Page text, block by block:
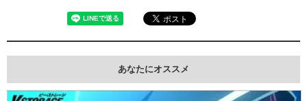
あなたにオススメ